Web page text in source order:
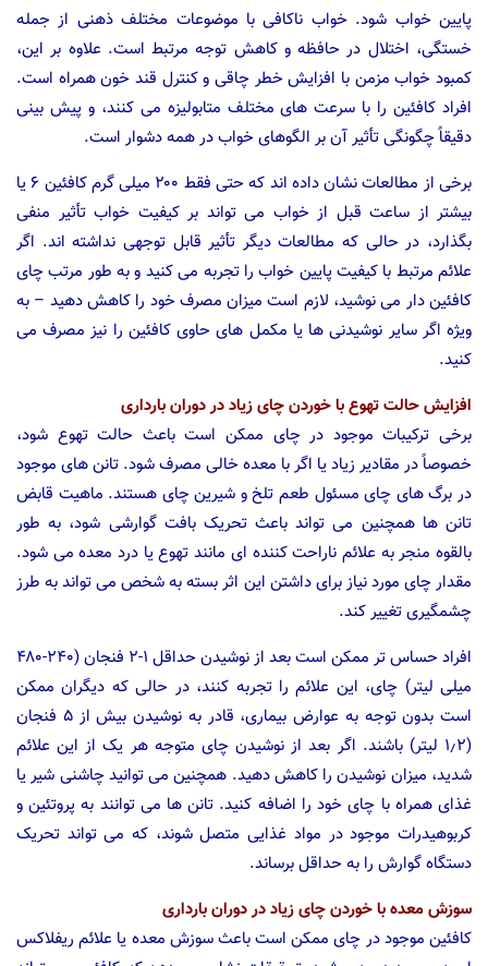
پایین خواب شود. خواب ناکافی با موضوعات مختلف ذهنی از جمله
خستگی، اختلال در حافظه و کاهش توجه مرتبط است. علاوه بر این،
کمبود خواب مزمن با افزایش خطر چاقی و کنترل قند خون همراه است.
افراد کافئین را با سرعت های مختلف متابولیزه می کنند، و پیش بینی
دقیقاً چگونگی تأثیر آن بر الگوهای خواب در همه دشوار است.
برخی از مطالعات نشان داده اند که حتی فقط ۲۰۰ میلی گرم کافئین ۶ یا
بیشتر از ساعت قبل از خواب می تواند بر کیفیت خواب تأثیر منفی
بگذارد، در حالی که مطالعات دیگر تأثیر قابل توجهی نداشته اند. اگر
علائم مرتبط با کیفیت پایین خواب را تجربه می کنید و به طور مرتب چای
کافئین دار می نوشید، لازم است میزان مصرف خود را کاهش دهید – به
ویژه اگر سایر نوشیدنی ها یا مکمل های حاوی کافئین را نیز مصرف می
کنید.
افزایش حالت تهوع با خوردن چای زیاد در دوران بارداری
برخی ترکیبات موجود در چای ممکن است باعث حالت تهوع شود،
خصوصاً در مقادیر زیاد یا اگر با معده خالی مصرف شود. تانن های موجود
در برگ های چای مسئول طعم تلخ و شیرین چای هستند. ماهیت قابض
تانن ها همچنین می تواند باعث تحریک بافت گوارشی شود، به طور
بالقوه منجر به علائم ناراحت کننده ای مانند تهوع یا درد معده می شود.
مقدار چای مورد نیاز برای داشتن این اثر بسته به شخص می تواند به طرز
چشمگیری تغییر کند.
افراد حساس تر ممکن است بعد از نوشیدن حداقل ۱-۲ فنجان (۲۴۰-۴۸۰
میلی لیتر) چای، این علائم را تجربه کنند، در حالی که دیگران ممکن
است بدون توجه به عوارض بیماری، قادر به نوشیدن بیش از ۵ فنجان
(۱٫۲ لیتر) باشند. اگر بعد از نوشیدن چای متوجه هر یک از این علائم
شدید، میزان نوشیدن را کاهش دهید. همچنین می توانید چاشنی شیر یا
غذای همراه با چای خود را اضافه کنید. تانن ها می توانند به پروتئین و
کربوهیدرات موجود در مواد غذایی متصل شوند، که می تواند تحریک
دستگاه گوارش را به حداقل برساند.
سوزش معده با خوردن چای زیاد در دوران بارداری
کافئین موجود در چای ممکن است باعث سوزش معده یا علائم ریفلاکس